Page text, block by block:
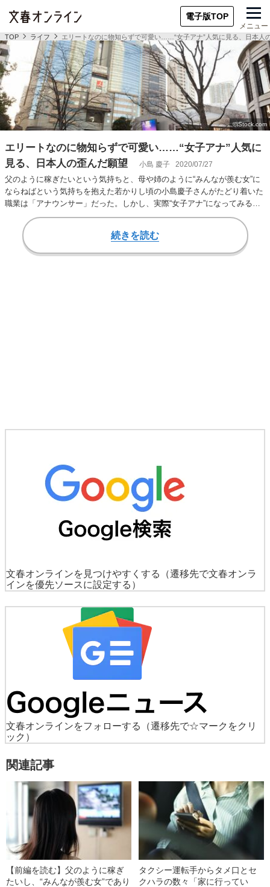
電子版TOP
メニュー
TOP ライフ エリートなのに物知らずで可愛い……“女子アナ”人気に見る、日本人
エリートなのに物知らずで可愛い……“女子アナ”人気に
見る、日本人の歪んだ願望
小島 慶子 2020/07/27
父のように稼ぎたいという気持ちと、母や姉のように“みんなが羨む女”に
ならねばという気持ちを抱えた若かりし頃の小島慶子さんがたどり着いた
職業は「アナウンサー」だった。しかし、実際“女子アナ”になってみる
と、“女子アナ…
続きを読む
文春オンラインを見つけやすくする
（遷移先で文春オンラ
インを優先ソースに設定する）
文春オンラインをフォローする
（遷移先で☆マークをクリ
ック）
関連記事
【前編を読む】父のように稼ぎ
たいし、“みんなが羨む女”であり
タクシー運転手からタメ口とセ
クハラの数々「家に行ってい